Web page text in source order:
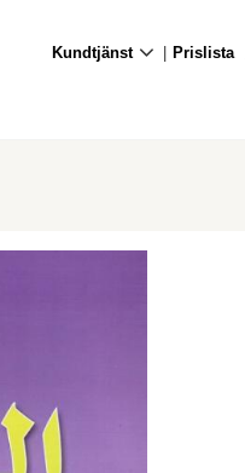
Kundtjänst Prislista